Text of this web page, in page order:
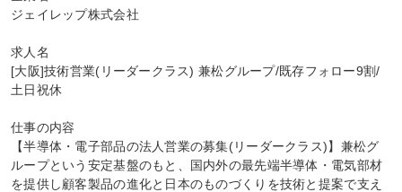
ジェイレップ株式会社
求人名
[大阪]技術営業(リーダークラス) 兼松グループ/既存フォロー9割/
土日祝休
仕事の内容
【半導体・電子部品の法人営業の募集(リーダークラス)】兼松グ
ループという安定基盤のもと、国内外の最先端半導体・電気部材
を提供し顧客製品の進化と日本のものづくりを技術と提案で支え